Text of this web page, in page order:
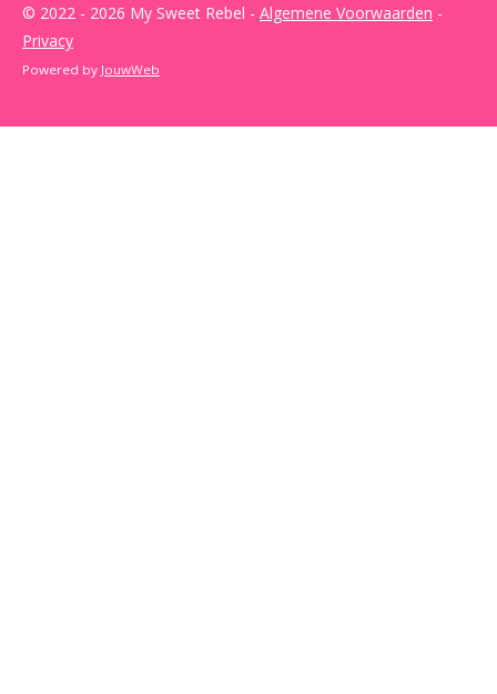
© 2022 - 2026 My Sweet Rebel - Algemene Voorwaarden -
Privacy
Powered by JouwWeb